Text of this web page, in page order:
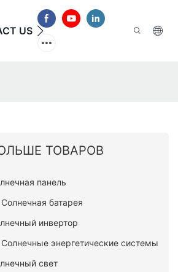
US ЧАСТО ЗАДАВАЕМЫЕ
ТОВАРОВ
панель
Солнечная батарея
инвертор
Солнечные энергетические системы
свет